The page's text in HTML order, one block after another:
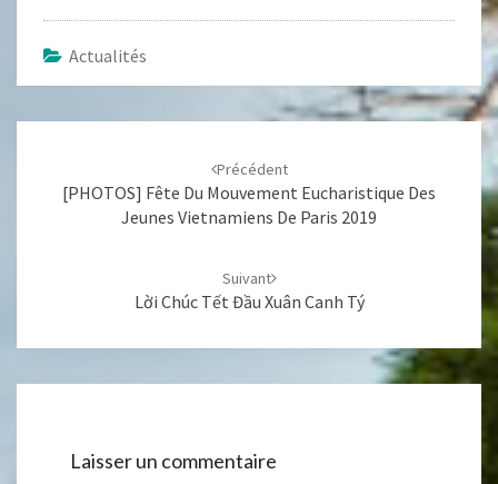
Actualités
Précédent
[PHOTOS] Fête Du Mouvement Eucharistique Des
Jeunes Vietnamiens De Paris 2019
Suivant
Lời Chúc Tết Đầu Xuân Canh Tý
Laisser un commentaire